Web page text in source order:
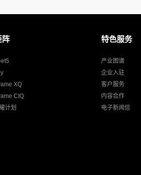
阵
XQ
CIQ
计划
特色服务
产业图谱
企业入驻
客户服务
内容合作
电子新闻信